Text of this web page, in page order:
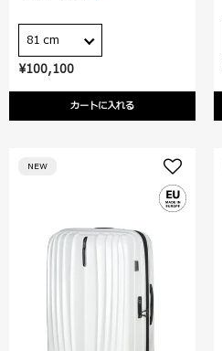
¥100,100
カートに入れる
81 cm
NEW